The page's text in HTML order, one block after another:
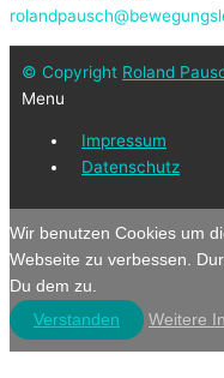
© Copyright Roland
Menu
Impressum
Datenschutz
Wir benutzen Cookies um
Webseite zu verbessen.
Du dem zu.
Verstanden
Weitere